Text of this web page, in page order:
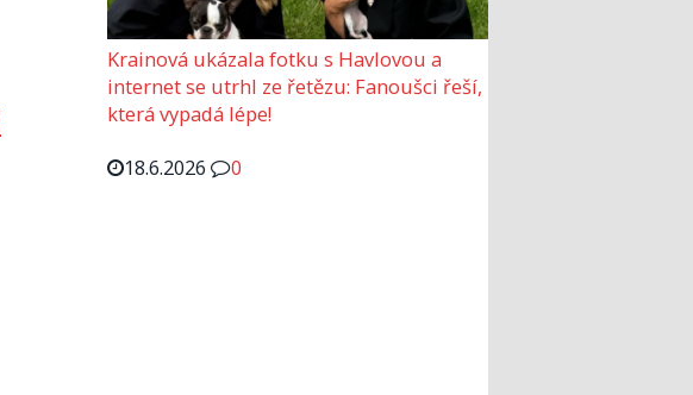
Krainová ukázala fotku s Havlovou a
internet se utrhl ze řetězu: Fanoušci řeší,
která vypadá lépe!
18.6.2026
0